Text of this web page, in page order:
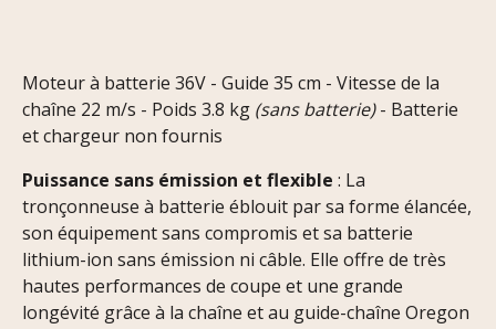
Moteur à batterie 36V - Guide 35 cm - Vitesse de la
chaîne 22 m/s - Poids 3.8 kg (sans batterie)- Batterie
et chargeur non fournis
Puissance sans émission et flexible : La
tronçonneuse à batterie éblouit par sa forme élancée,
son équipement sans compromis et sa batterie
lithium-ion sans émission ni câble. Elle offre de très
hautes performances de coupe et une grande
longévité grâce à la chaîne et au guide-chaîne Oregon